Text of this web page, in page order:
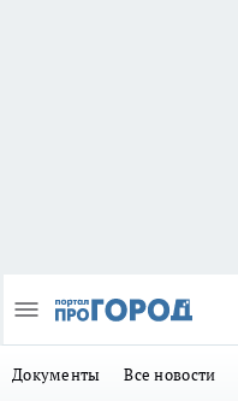
Документы Все новости